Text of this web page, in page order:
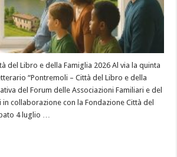
del Libro e della Famiglia 2026 Al via la quinta
“Pontremoli – Città del Libro e della
del Forum delle Associazioni Familiari e del
collaborazione con la Fondazione Città del
4 luglio …